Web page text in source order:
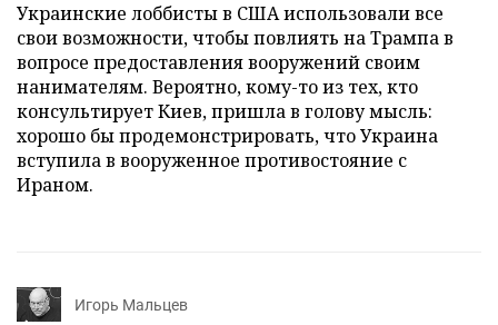
Украинские лоббисты в США использовали все
свои возможности, чтобы повлиять на Трампа в
вопросе предоставления вооружений своим
нанимателям. Вероятно, кому-то из тех, кто
консультирует Киев, пришла в голову мысль:
хорошо бы продемонстрировать, что Украина
вступила в вооруженное противостояние с
Ираном.
Игорь Мальцев